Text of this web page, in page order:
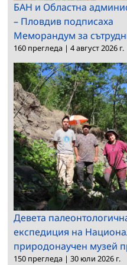
БАН и Областна
– Пловдив подписаха
Меморандум за
160 прегледа | 4 август 2026 г.
Девета
експедиция на
природонаучен музей
150 прегледа | 30 юли 2026 г.